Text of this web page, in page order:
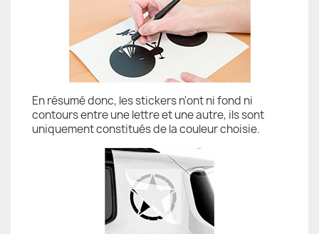
En résumé donc, les stickers n'ont ni fond ni
contours entre une lettre et une autre, ils sont
uniquement constitués de la couleur choisie.